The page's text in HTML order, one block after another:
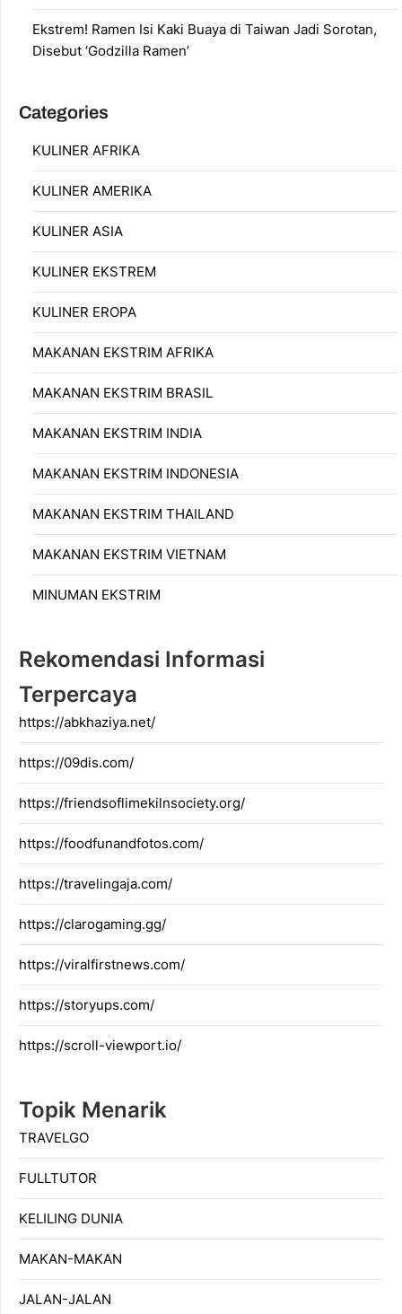
Ekstrem! Ramen Isi Kaki Buaya di Taiwan Jadi Sorotan,
Disebut ‘Godzilla Ramen’
Categories
KULINER AFRIKA
KULINER AMERIKA
KULINER ASIA
KULINER EKSTREM
KULINER EROPA
MAKANAN EKSTRIM AFRIKA
MAKANAN EKSTRIM BRASIL
MAKANAN EKSTRIM INDIA
MAKANAN EKSTRIM INDONESIA
MAKANAN EKSTRIM THAILAND
MAKANAN EKSTRIM VIETNAM
MINUMAN EKSTRIM
Rekomendasi Informasi
Terpercaya
https://abkhaziya.net/
https://09dis.com/
https://friendsoflimekilnsociety.org/
https://foodfunandfotos.com/
https://travelingaja.com/
https://clarogaming.gg/
https://viralfirstnews.com/
https://storyups.com/
https://scroll-viewport.io/
Topik Menarik
TRAVELGO
FULLTUTOR
KELILING DUNIA
MAKAN-MAKAN
JALAN-JALAN